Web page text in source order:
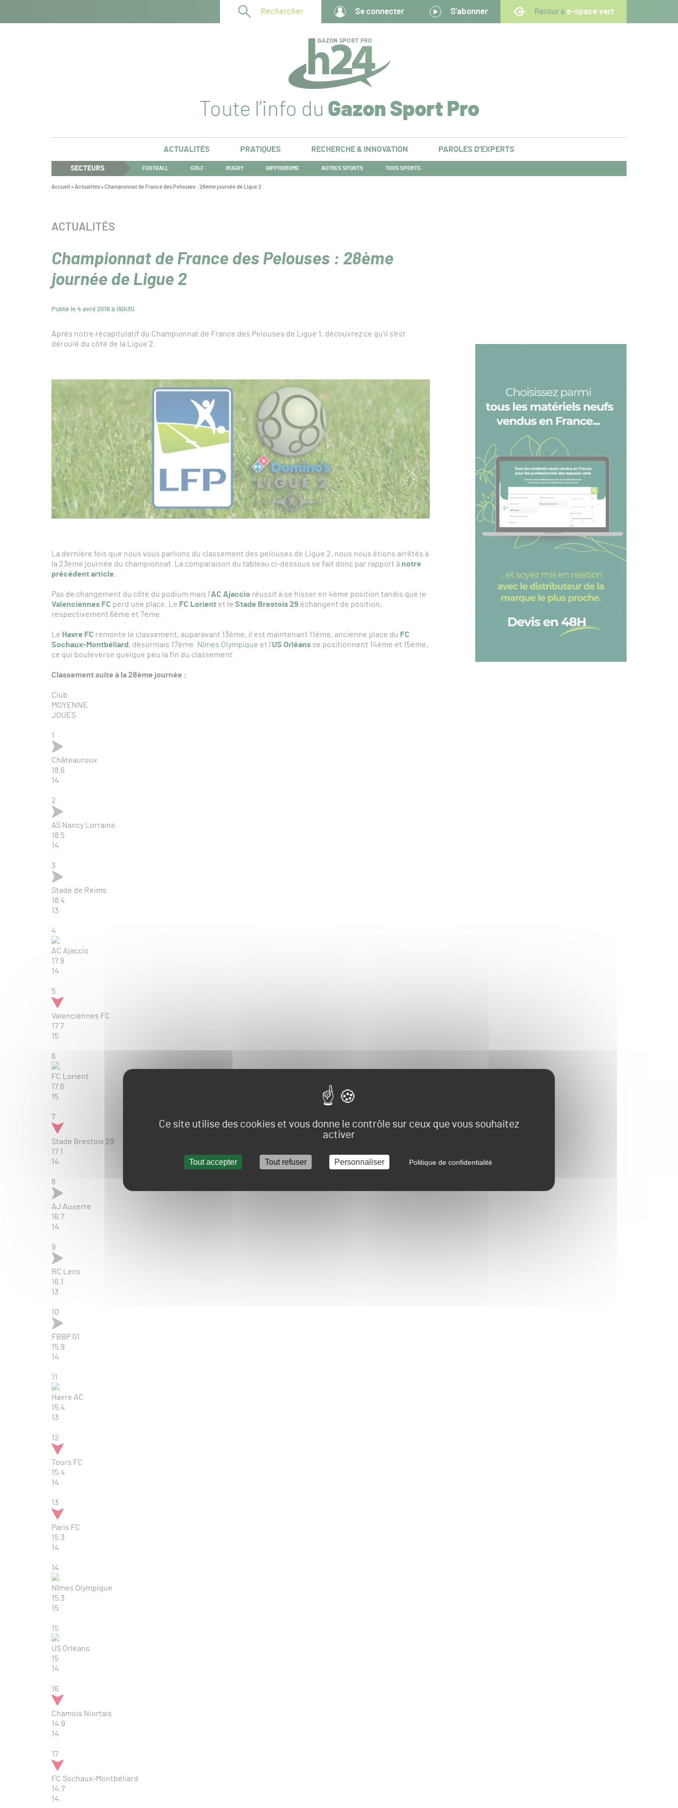
Ce site utilise des cookies et vous donne le contrôle sur ceux que vous souhaitez
activer
Tout accepter Tout refuser Personnaliser Politique de confidentialité
Rechercher Se connecter S’abonner Retour à e-space vert
Toute l’info du Gazon Sport Pro
ACTUALITÉS PRATIQUES RECHERCHE & INNOVATION PAROLES D’EXPERTS
SECTEURS FOOTBALL GOLF RUGBY HIPPODROME AUTRES SPORTS TOUS SPORTS
Vous
Accueil >Actualités>Championnat de France des Pelouses : 28ème journée de Ligue 2
Championnat de France des Pelouses : 28ème
journée de Ligue 2
Publié le 4 avril 2018 à 06h30
CATÉGORIE :
ACTUALITÉS
Après notre récapitulatif du Championnat de France des Pelouses de Ligue 1, découvrez ce qu’il s’est
déroulé du côté de la Ligue 2.
La dernière fois que nous vous parlions du classement des pelouses de Ligue 2, nous nous étions arrêtés à
la 23ème journée du championnat. La comparaison du tableau ci-dessous se fait donc par rapport à notre
précédent article.
Pas de changement du côté du podium mais l’AC Ajaccio réussit à se hisser en 4ème position tandis que le
Valenciennes FC perd une place. Le FC Lorient et le Stade Brestois 29 échangent de position,
respectivement 6ème et 7ème.
Le Havre FC remonte le classement, auparavant 13ème, il est maintenant 11ème, ancienne place du FC
Sochaux-Montbéliard , désormais 17ème. Nîmes Olympique et l’US Orléans se positionnent 14ème et 15ème,
ce qui bouleverse quelque peu la fin du classement.
Classement suite à la 28ème journée :
Club
MOYENNE
JOUÉS
1
Châteauroux
18.6
14
2
AS Nancy Lorraine
18.5
14
3
Stade de Reims
18.4
13
4
AC Ajaccio
17.9
14
5
Valenciennes FC
17.7
15
6
FC Lorient
17.6
15
7
Stade Brestois 29
17.1
14
8
AJ Auxerre
16.7
14
9
RC Lens
16.1
13
10
FBBP 01
15.9
14
11
Havre AC
15.4
13
12
Tours FC
15.4
14
13
Paris FC
15.3
14
14
Nîmes Olympique
15.3
15
15
US Orléans
15
14
16
Chamois Niortais
14.9
14
17
FC Sochaux-Montbéliard
14.7
14